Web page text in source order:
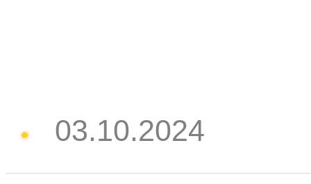
03.10.2024